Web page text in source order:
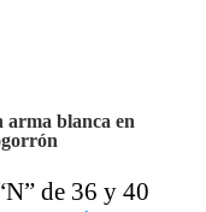
arma blanca en
de 36 y 40